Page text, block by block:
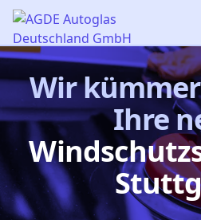
AGDE Autoglas Deutschland
Wir
Ihre